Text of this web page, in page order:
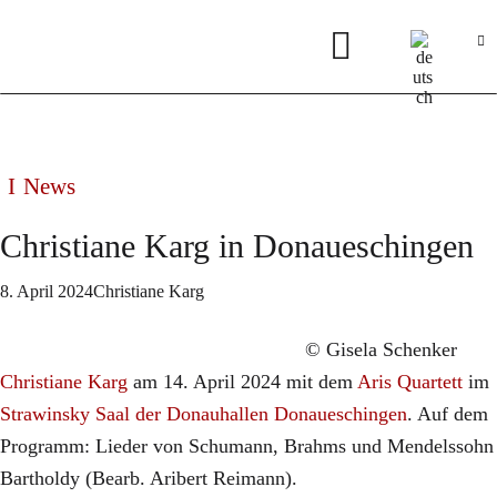
News
Christiane Karg in Donaueschingen
8. April 2024Christiane Karg
© Gisela Schenker
​Christiane Karg am 14. April 2024 mit dem Aris Quartett im
Strawinsky Saal der Donauhallen Donaueschingen. Auf dem
Programm: Lieder von Schumann, Brahms und Mendelssohn
Bartholdy (Bearb. Aribert Reimann).